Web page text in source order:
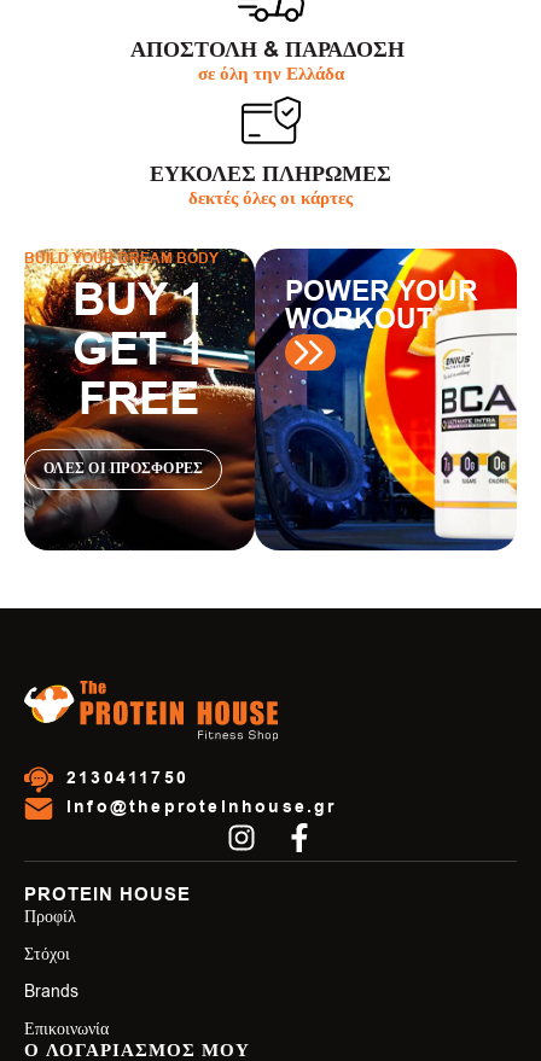
ΑΠΟΣΤΟΛΗ & ΠΑΡΆΔΟΣΗ
σε όλη την Ελλάδα
ΕΥΚΟΛΕΣ ΠΛΗΡΩΜΕΣ
δεκτές όλες οι κάρτες
BUILD YOUR DREAM BODY
BUY 1
GET 1
FREE
ΟΛΕΣ ΟΙ ΠΡΟΣΦΟΡΕΣ
POWER YOUR
WORKOUT
2130411750
info@theproteinhouse.gr
PROTEIN HOUSE
Προφίλ
Στόχοι
Brands
Επικοινωνία
Ο ΛΟΓΑΡΙΑΣΜΟΣ ΜΟΥ